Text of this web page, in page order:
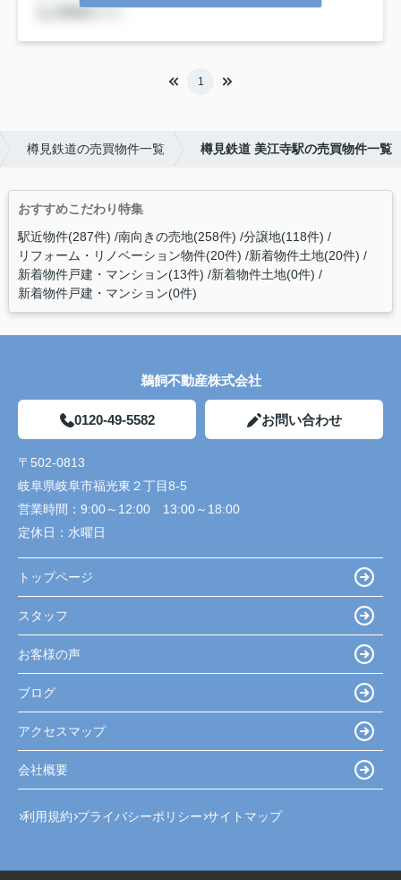
1
樽見鉄道の売買物件一覧 樽見鉄道 美江寺駅の売買物件一覧
おすすめこだわり特集
駅近物件(287件) 南向きの売地(258件) 分譲地(118件)
リフォーム・リノベーション物件(20件) 新着物件土地(20件)
新着物件戸建・マンション(13件) 新着物件土地(0件)
新着物件戸建・マンション(0件)
鵜飼不動産株式会社
0120-49-5582 お問い合わせ
〒502-0813
岐阜県岐阜市福光東２丁目8-5
営業時間： 9:00～12:00 13:00～18:00
定休日： 水曜日
トップページ
スタッフ
お客様の声
ブログ
アクセスマップ
会社概要
利用規約 プライバシーポリシー サイトマップ